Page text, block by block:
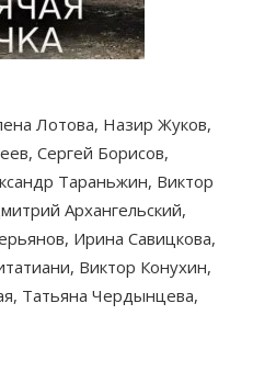
Лотова, Назир Жуков,
Сергей Борисов,
Тараньжин, Виктор
Архангельский,
Ирина Савицкова,
Виктор Конухин,
Татьяна Чердынцева,